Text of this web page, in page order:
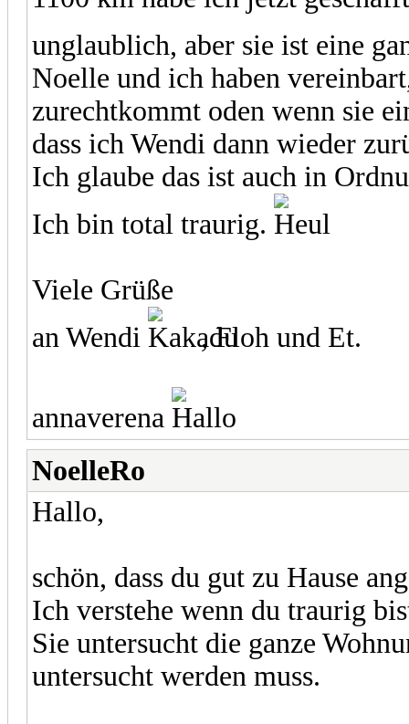
unglaublich, aber sie ist eine
Noelle und ich haben
zurechtkommt oden wenn sie
dass ich Wendi dann wieder
Ich glaube das ist auch in
Ich bin total traurig.
Viele Grüße
an Wendi
, Floh und Et.
annaverena
NoelleRo
Hallo,
schön, dass du gut zu Hause
Ich verstehe wenn du traurig
Sie untersucht die ganze
untersucht werden muss.